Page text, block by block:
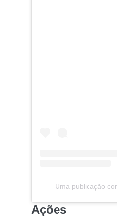
Uma publicação
Ações